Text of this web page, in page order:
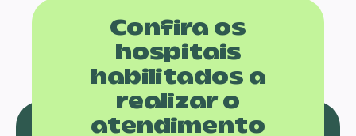
Confira os
hospitais
habilitados a
realizar o
atendimento